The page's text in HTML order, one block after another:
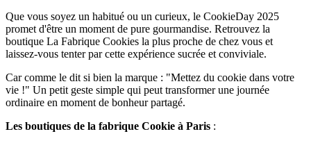
Que vous soyez un habitué ou un curieux, le CookieDay 2025
promet d'être un moment de pure gourmandise. Retrouvez la
boutique La Fabrique Cookies la plus proche de chez vous et
laissez-vous tenter par cette expérience sucrée et conviviale.
Car comme le dit si bien la marque : "Mettez du cookie dans votre
vie !" Un petit geste simple qui peut transformer une journée
ordinaire en moment de bonheur partagé.
Les boutiques de la fabrique Cookie à Paris :